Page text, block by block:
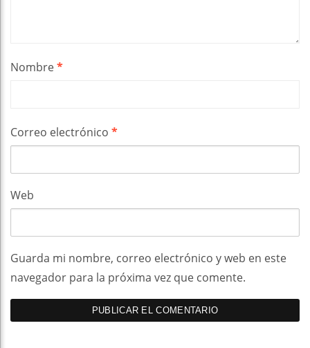
Nombre*
Correo electrónico *
Web
Guarda mi nombre, correo electrónico y web en este
navegador para la próxima vez que comente.